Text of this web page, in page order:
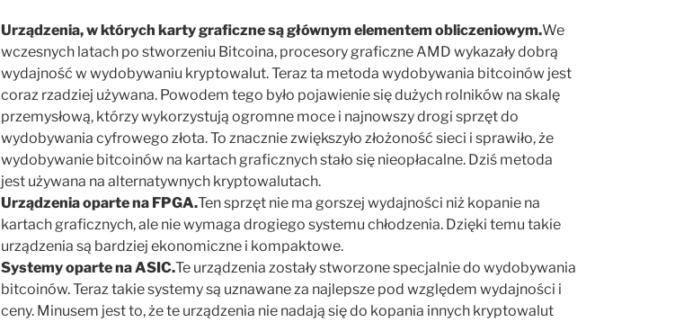
Urządzenia, w których karty graficzne są głównym elementem obliczeniowym.We
wczesnych latach po stworzeniu Bitcoina, procesory graficzne AMD wykazały dobrą
wydajność w wydobywaniu kryptowalut. Teraz ta metoda wydobywania bitcoinów jest
coraz rzadziej używana. Powodem tego było pojawienie się dużych rolników na skalę
przemysłową, którzy wykorzystują ogromne moce i najnowszy drogi sprzęt do
wydobywania cyfrowego złota. To znacznie zwiększyło złożoność sieci i sprawiło, że
wydobywanie bitcoinów na kartach graficznych stało się nieopłacalne. Dziś metoda
jest używana na alternatywnych kryptowalutach.
Urządzenia oparte na FPGA.Ten sprzęt nie ma gorszej wydajności niż kopanie na
kartach graficznych, ale nie wymaga drogiego systemu chłodzenia. Dzięki temu takie
urządzenia są bardziej ekonomiczne i kompaktowe.
Systemy oparte na ASIC.Te urządzenia zostały stworzone specjalnie do wydobywania
bitcoinów. Teraz takie systemy są uznawane za najlepsze pod względem wydajności i
ceny. Minusem jest to, że te urządzenia nie nadają się do kopania innych kryptowalut